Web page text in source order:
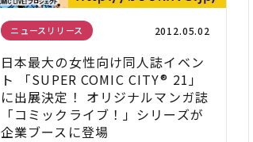
ニュースリリース 2012.05.02
日本最大の女性向け同人誌イベン
ト 「SUPER COMIC CITY® 21」
に出展決定！ オリジナルマンガ誌
「コミックライブ！」シリーズが
企業ブースに登場